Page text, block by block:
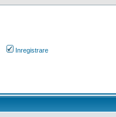
Inregistrare